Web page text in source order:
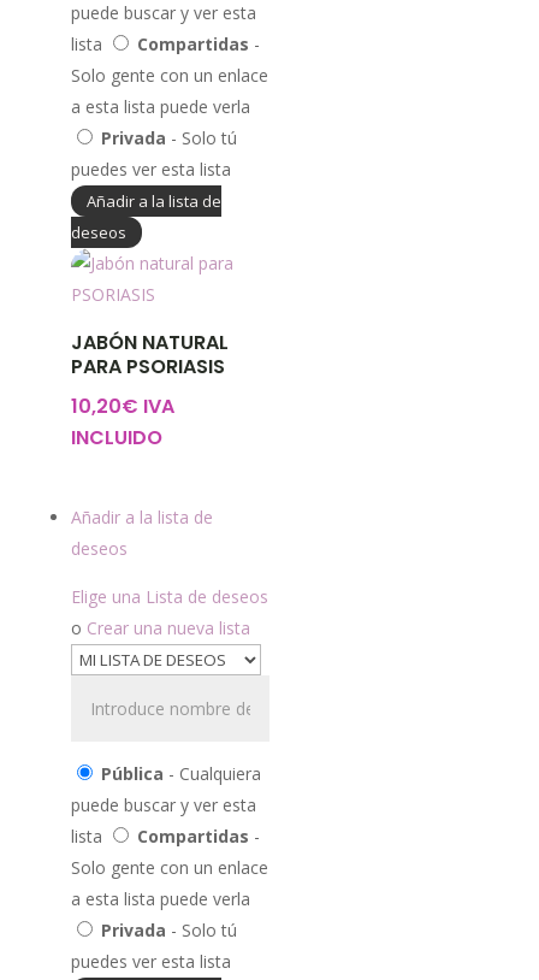
puede buscar y ver esta
lista
Compartidas -
Solo gente con un enlace
a esta lista puede verla
Privada - Solo tú
puedes ver esta lista
Añadir a la lista de
deseos
JABÓN NATURAL
PARA PSORIASIS
10,20€ IVA
INCLUIDO
Añadir a la lista de
deseos
Elige una Lista de deseos
o Crear una nueva lista
Pública - Cualquiera
puede buscar y ver esta
lista
Compartidas -
Solo gente con un enlace
a esta lista puede verla
Privada - Solo tú
puedes ver esta lista